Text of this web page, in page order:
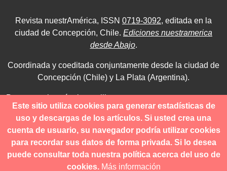
Revista nuestrAmérica, ISSN 0719-3092, editada en la
ciudad de Concepción, Chile. Ediciones nuestramerica
desde Abajo.
Coordinada y coeditada conjuntamente desde la ciudad de
Concepción (Chile) y La Plata (Argentina).
Para consultas técnicas utilice
contacto@revistanuestramerica.cl
Toda comunicación respecto a los envíos se deben realizar
a través del OJS.
Este sitio utiliza cookies para generar estadísticas de
uso y descargas de los artículos. Si usted crea una
cuenta de usuario, su navegador podría utilizar cookies
para recordar sus datos de forma privada. Si lo desea
puede consultar toda nuestra política acerca del uso de
cookies. Más información